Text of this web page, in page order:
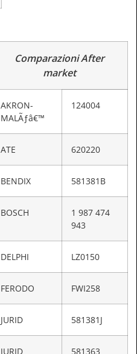
Comparazioni After
market
AKRON-
MALÃƒâ€™
124004
ATE 620220
BENDIX 581381B
BOSCH
1 987 474
943
DELPHI LZ0150
FERODO FWI258
JURID 581381J
JURID 581363